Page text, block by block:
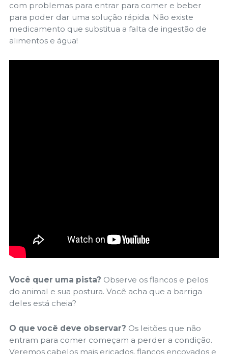
com problemas para entrar para comer e beber
para poder dar uma solução rápida. Não existe
medicamento que substitua a falta de ingestão de
alimentos e água!
Você quer uma pista? Observe os flancos e pelos
do animal e sua postura. Você acha que a barriga
deles está cheia?
O que você deve observar? Os leitões que não
entram para comer começam a perder a condição.
Veremos cabelos mais eriçados, flancos encovados e